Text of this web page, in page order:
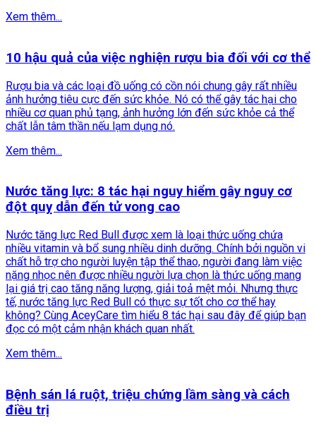
Xem thêm...
10 hậu quả của việc nghiện rượu bia đối với cơ thể
Rượu bia và các loại đồ uống có cồn nói chung gây rất nhiều
ảnh hưởng tiêu cực đến sức khỏe. Nó có thể gây tác hại cho
nhiều cơ quan phủ tạng, ảnh hưởng lớn đến sức khỏe cả thể
chất lẫn tâm thần nếu lạm dụng nó.
Xem thêm...
Nước tăng lực: 8 tác hại nguy hiểm gây nguy cơ
đột quỵ dẫn đến tử vong cao
Nước tăng lực Red Bull được xem là loại thức uống chứa
nhiều vitamin và bổ sung nhiều dinh dưỡng. Chính bởi nguồn vi
chất hỗ trợ cho người luyện tập thể thao, người đang làm việc
nặng nhọc nên được nhiều người lựa chọn là thức uống mang
lại giá trị cao tăng năng lượng, giải toả mệt mỏi. Nhưng thực
tế, nước tăng lực Red Bull có thực sự tốt cho cơ thể hay
không? Cùng AceyCare tìm hiểu 8 tác hại sau đây để giúp bạn
đọc có một cảm nhận khách quan nhất.
Xem thêm...
Bệnh sán lá ruột, triệu chứng lầm sàng và cách
điều trị